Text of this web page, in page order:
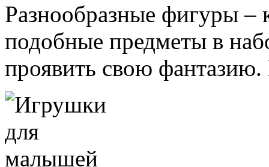
Разнообразные фигуры –
подобные предметы в
проявить свою